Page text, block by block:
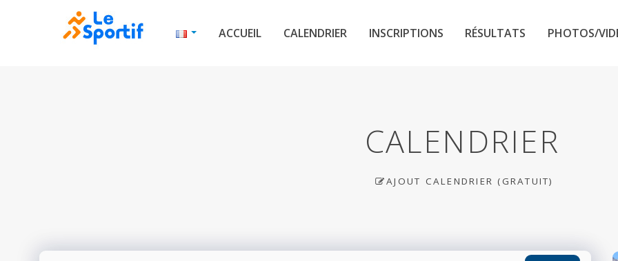
ACCUEIL CALENDRIER INSCRIPTIONS RÉSULTATS PHOTOS/
CALENDRIER
AJOUT CALENDRIER (GRATUIT)